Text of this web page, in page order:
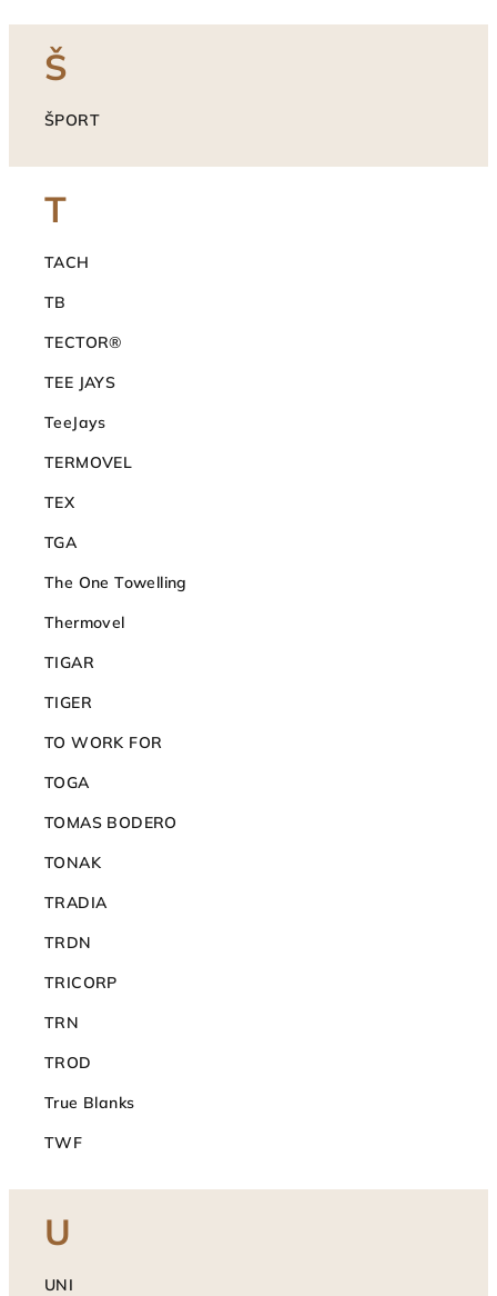
Š
ŠPORT
T
TACH
TB
TECTOR®
TEE JAYS
TeeJays
TERMOVEL
TEX
TGA
The One Towelling
Thermovel
TIGAR
TIGER
TO WORK FOR
TOGA
TOMAS BODERO
TONAK
TRADIA
TRDN
TRICORP
TRN
TROD
True Blanks
TWF
U
UNI